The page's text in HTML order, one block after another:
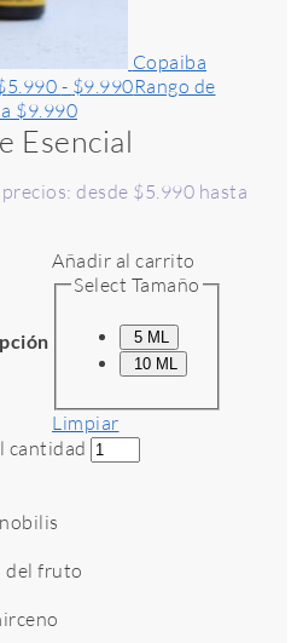
Copaiba
5.990 - $9.990Rango de
$9.990
Esencial
precios: desde $5.990 hasta
Añadir al carrito
Select Tamaño
5 ML
10 ML
Limpiar
cantidad
del fruto